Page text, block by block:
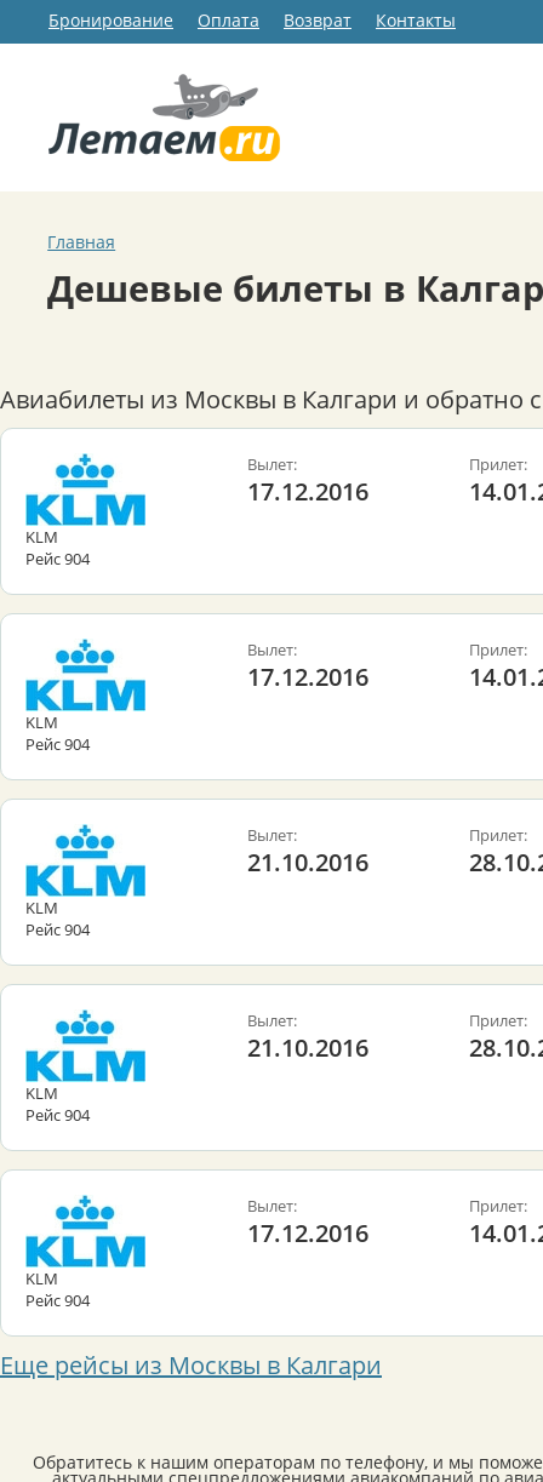
Бронирование Оплата Возврат Контакты
Главная
Дешевые билеты в
Авиабилеты из Москвы в Калгари и обратно
KLM
Рейс 904
Вылет:
17.12.2016
Прилет:
KLM
Рейс 904
Вылет:
17.12.2016
Прилет:
KLM
Рейс 904
Вылет:
21.10.2016
Прилет:
KLM
Рейс 904
Вылет:
21.10.2016
Прилет:
KLM
Рейс 904
Вылет:
17.12.2016
Прилет:
Еще рейсы из Москвы в Калгари
Обратитесь к нашим операторам по телефону, и мы